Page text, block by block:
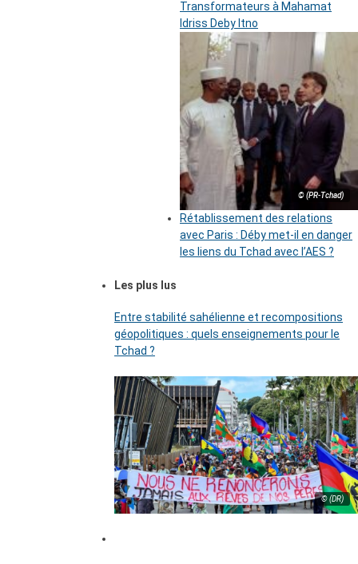
Transformateurs à Mahamat
Idriss Deby Itno
© (PR-Tchad)
Rétablissement des relations
avec Paris : Déby met-il en danger
les liens du Tchad avec l’AES ?
Les plus lus
Entre stabilité sahélienne et recompositions
géopolitiques : quels enseignements pour le
Tchad ?
© (DR)